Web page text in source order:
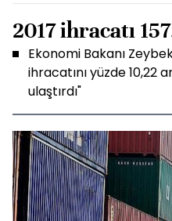
2017 ihracatı
Ekonomi Bakanı
ihracatını yüzde 10,22
ulaştırdı"